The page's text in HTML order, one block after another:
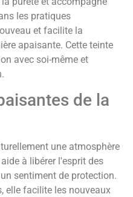
les pratiques
et facilite la
apaisante. Cette teinte
avec soi-même et
de la
une atmosphère
à libérer l'esprit des
sentiment de protection.
elle facilite les nouveaux